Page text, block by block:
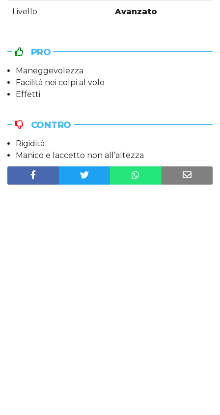
Livello Avanzato
PRO
Maneggevolezza
Facilità nei colpi al volo
Effetti
CONTRO
Rigidità
Manico e laccetto non all’altezza